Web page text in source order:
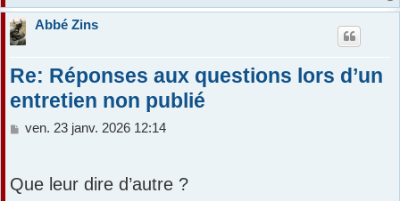
Abbé Zins
Re: Réponses aux questions lors d’un
entretien non publié
M
s
a
ven. 23 janv. 2026 12:14
Que leur dire d’autre ?